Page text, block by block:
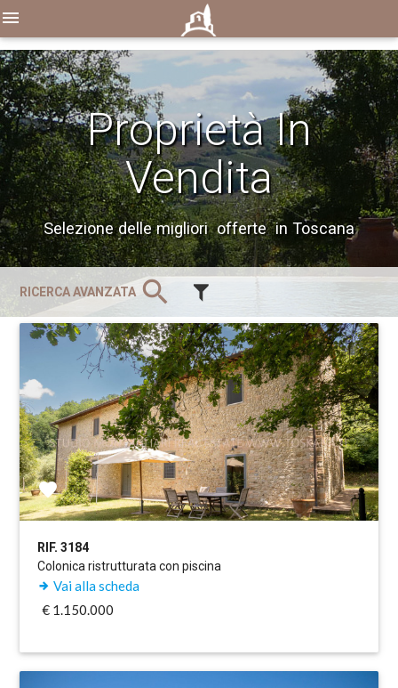
menu
RICERCA AVANZATA search
Proprietà In
Vendita
Selezione delle migliori offerte in Toscana
RIF. 3184
Colonica ristrutturata con piscina
Vai alla scheda
€ 1.150.000